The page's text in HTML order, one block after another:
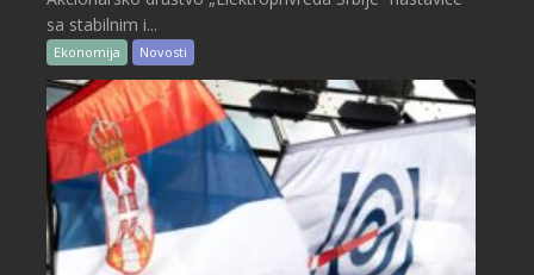
sa stabilnim i...
Ekonomija Novosti